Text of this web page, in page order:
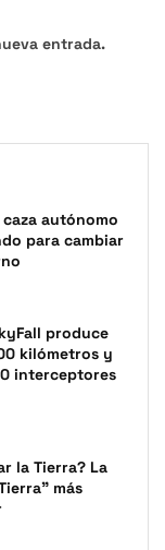
entrada.
caza autónomo
para cambiar
produce
kilómetros y
interceptores
la Tierra? La
más